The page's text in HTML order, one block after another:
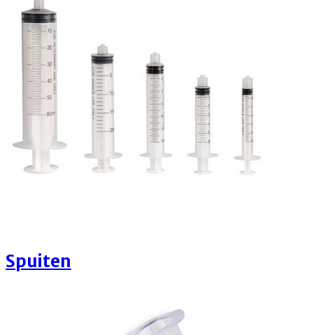
Spuiten